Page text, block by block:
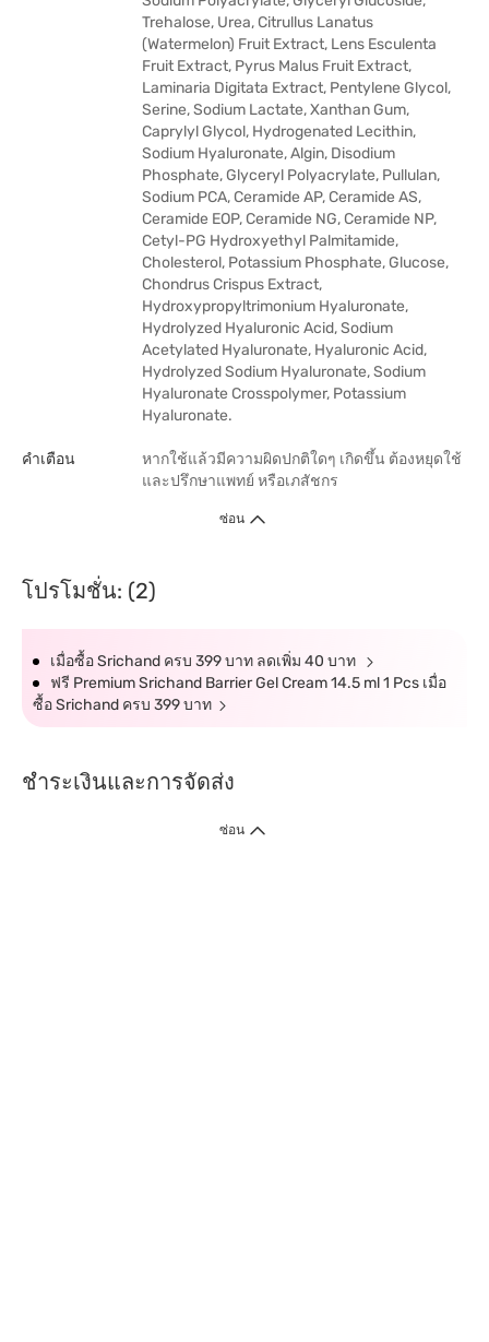
Trehalose, Urea, Citrullus Lanatus
(Watermelon) Fruit Extract, Lens Esculenta
Fruit Extract, Pyrus Malus Fruit Extract,
Laminaria Digitata Extract, Pentylene Glycol,
Serine, Sodium Lactate, Xanthan Gum,
Caprylyl Glycol, Hydrogenated Lecithin,
Sodium Hyaluronate, Algin, Disodium
Phosphate, Glyceryl Polyacrylate, Pullulan,
Sodium PCA, Ceramide AP, Ceramide AS,
Ceramide EOP, Ceramide NG, Ceramide NP,
Cetyl-PG Hydroxyethyl Palmitamide,
Cholesterol, Potassium Phosphate, Glucose,
Chondrus Crispus Extract,
Hydroxypropyltrimonium Hyaluronate,
Hydrolyzed Hyaluronic Acid, Sodium
Acetylated Hyaluronate, Hyaluronic Acid,
Hydrolyzed Sodium Hyaluronate, Sodium
Hyaluronate Crosspolymer, Potassium
Hyaluronate.
คำเตือน
หากใช้แล้วมีความผิดปกติใดๆ เกิดขึ้น ต้องหยุดใช้
และปรึกษาแพทย์ หรือเภสัชกร
ซ่อน
โปรโมชั่น: (2)
เมื่อซื้อ Srichand ครบ 399 บาท ลดเพิ่ม 40 บาท
ฟรี Premium Srichand Barrier Gel Cream 14.5 ml 1 Pcs เมื่อ
ซื้อ Srichand ครบ 399 บาท
ชำระเงินและการจัดส่ง
ซ่อน